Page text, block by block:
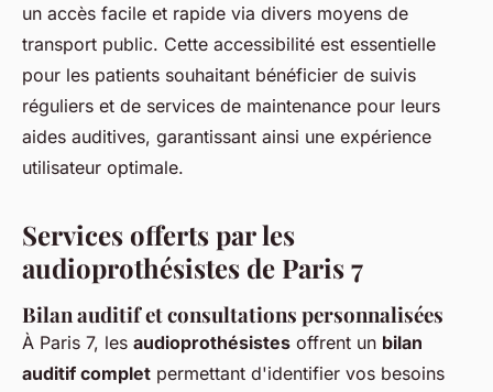
un accès facile et rapide via divers moyens de
transport public. Cette accessibilité est essentielle
pour les patients souhaitant bénéficier de suivis
réguliers et de services de maintenance pour leurs
aides auditives, garantissant ainsi une expérience
utilisateur optimale.
Services offerts par les
audioprothésistes de Paris 7
Bilan auditif et consultations personnalisées
À Paris 7, les audioprothésistes offrent un bilan
auditif complet permettant d'identifier vos besoins